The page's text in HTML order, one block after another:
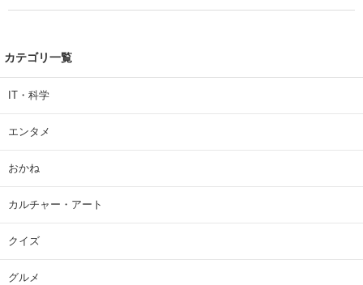
| 大学 ねとらぼリサーチ
カテゴリ一覧
IT・科学
エンタメ
おかね
カルチャー・アート
クイズ
グルメ